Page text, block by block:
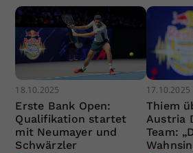
18.10.2025
Erste Bank Open:
Qualifikation startet
mit Neumayer und
Schwärzler
17.10.2025
Thiem
Austria
Team: